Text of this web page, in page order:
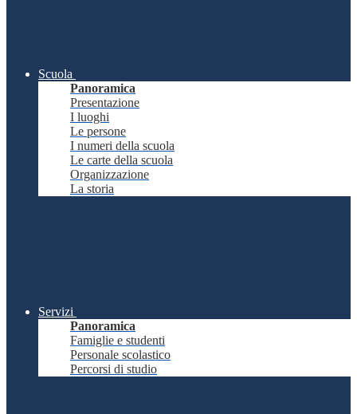
Scuola
Panoramica
Presentazione
I luoghi
Le persone
I numeri della scuola
Le carte della scuola
Organizzazione
La storia
Servizi
Panoramica
Famiglie e studenti
Personale scolastico
Percorsi di studio